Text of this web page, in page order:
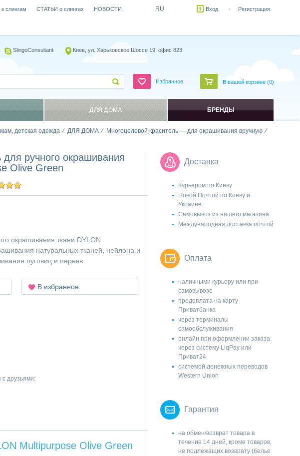
детская одежда ДЛЯ ДОМА
Многоцелевой краситель — для окрашивания вручную
для ручного окрашивания
Olive Green
окрашивания ткани DYLON
натуральных тканей, нейлона и
пуговиц и перьев.
В избранное
друзьями:
Multipurpose Olive Green
Доставка
Курьером по Киеву
Новой Почтой по Киеву и
Украине
Самовывоз из нашего магазина
Международная доставка почтой
Оплата
наличными курьеру или при
самовывозе
предоплата на карту
Приватбанка
через терминалы
самообслуживания
онлайн при оформлении заказа
через систему LiqPay или
Приват24
системой денежных переводов
Western Union
Гарантия
на обмен/возврат товара в
течение 14 дней, кроме товаров,
не подлежащих возврату (белье
слингам СТАТЬИ о слингах НОВОСТИ RU Вход Регистрация
SlingoConsultant Киев, ул. Харьковское Шоссе 19, офис 823
Избранное В вашей корзине (0)
ДЛЯ ДОМА БРЕНДЫ